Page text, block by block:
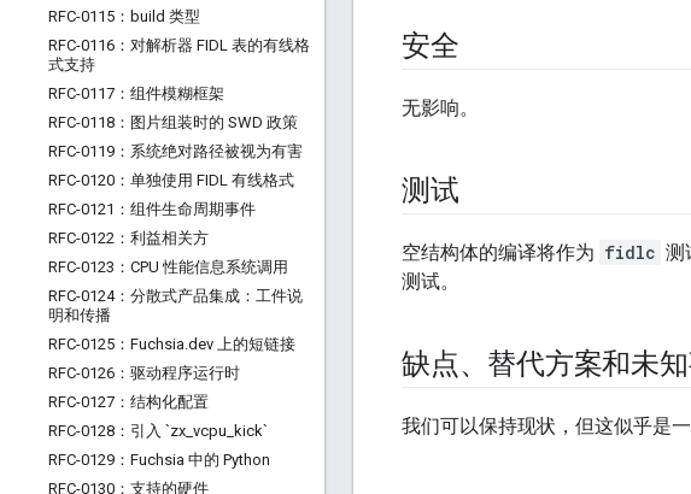
RFC-0115：build 类型
RFC-0116：对解析器 FIDL 表的有线格
式支持
RFC-0117：组件模糊框架
RFC-0118：图片组装时的 SWD 政策
RFC-0119：系统绝对路径被视为有害
RFC-0120：单独使用 FIDL 有线格式
RFC-0121：组件生命周期事件
RFC-0122：利益相关方
RFC-0123：CPU 性能信息系统调用
RFC-0124：分散式产品集成：工件说
明和传播
RFC-0125：Fuchsia.dev 上的短链接
RFC-0126：驱动程序运行时
RFC-0127：结构化配置
RFC-0128：引入 `zx vcpu kick`
RFC-0129：Fuchsia 中的 Python
RFC-0130：支持的硬件
安全
无影响。
测试
空结构体的编译将作为 fidlc 测
测试。
缺点、替代方案和未
我们可以保持现状，但这似乎是一